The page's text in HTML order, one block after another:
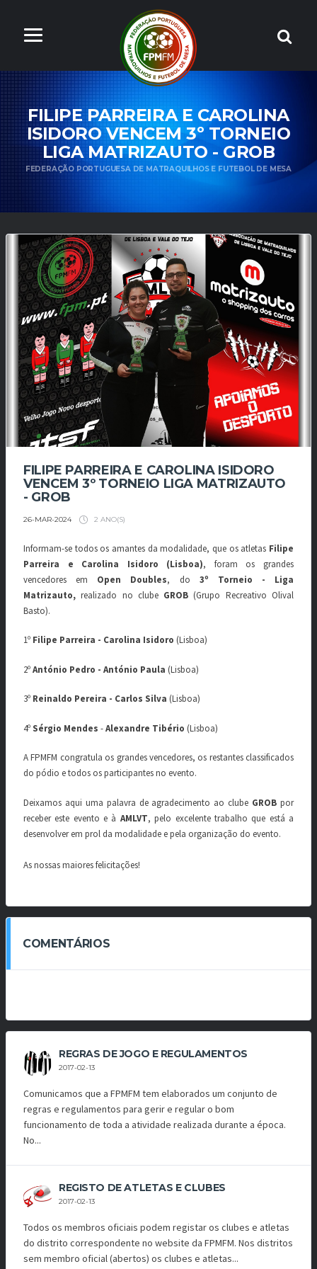
FILIPE PARREIRA E CAROLINA
ISIDORO VENCEM 3º TORNEIO
LIGA MATRIZAUTO - GROB
FEDERAÇÃO PORTUGUESA DE MATRAQUILHOS E FUTEBOL DE MESA
FILIPE PARREIRA E CAROLINA ISIDORO
VENCEM 3º TORNEIO LIGA MATRIZAUTO
- GROB
26-MAR-2024 2 ANO(S)
Informam-se todos os amantes da modalidade, que os atletas Filipe
Parreira e Carolina Isidoro (Lisboa), foram os grandes
vencedores em Open Doubles, do 3º Torneio - Liga
Matrizauto,realizado no clube GROB (Grupo Recreativo Olival
Basto).
1º Filipe Parreira - Carolina Isidoro (Lisboa)
2ºAntónio Pedro - António Paula (Lisboa)
3º Reinaldo Pereira - Carlos Silva (Lisboa)
4º Sérgio Mendes -Alexandre Tibério (Lisboa)
A FPMFM congratula os grandes vencedores, os restantes classificados
do pódio e todos os participantes no evento.
Deixamos aqui uma palavra de agradecimento ao clube GROBpor
receber este evento e à AMLVT, pelo excelente trabalho que está a
desenvolver em prol da modalidade e pela organização do evento.
As nossas maiores felicitações!
COMENTÁRIOS
REGRAS DE JOGO E REGULAMENTOS
2017-02-13
Comunicamos que a FPMFM tem elaborados um conjunto de
regras e regulamentos para gerir e regular o bom
funcionamento de toda a atividade realizada durante a época.
No...
REGISTO DE ATLETAS E CLUBES
2017-02-13
Todos os membros oficiais podem registar os clubes e atletas
do distrito correspondente no website da FPMFM. Nos distritos
sem membro oficial (abertos) os clubes e atletas...